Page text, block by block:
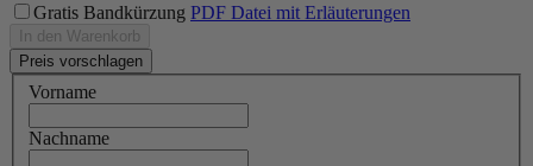
Gratis Bandkürzung PDF Datei mit Erläuterungen
In den Warenkorb
Preis vorschlagen
Vorname
Nachname